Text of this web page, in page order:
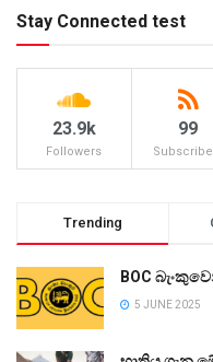
Stay Connected test
23.9k
Followers
99
Trending
BOC
5 JUNE 2025